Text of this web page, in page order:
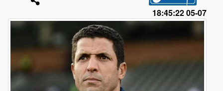
07-05 18:45:22